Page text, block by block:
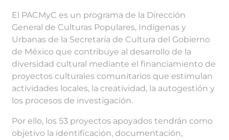
El PACMyC es un programa de la Dirección
General de Culturas Populares, Indígenas y
Urbanas de la Secretaría de Cultura del Gobierno
de México que contribuye al desarrollo de la
diversidad cultural mediante el financiamiento de
proyectos culturales comunitarios que estimulan
actividades locales, la creatividad, la autogestión y
los procesos de investigación.
Por ello, los 53 proyectos apoyados tendrán como
objetivo la identificación, documentación,